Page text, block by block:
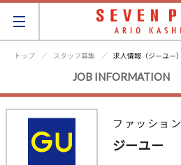
トップ スタッフ募集 求人情報（ジーユー）
JOB INFORMATION
ファッション
ジーユー